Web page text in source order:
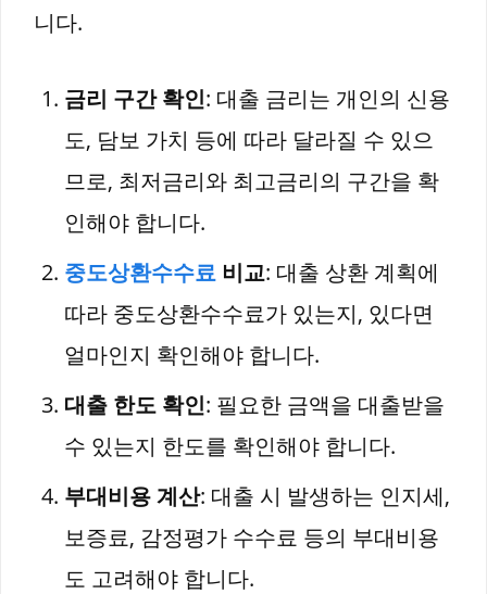
니다.
금리 구간 확인: 대출 금리는 개인의 신용
도, 담보 가치 등에 따라 달라질 수 있으
므로, 최저금리와 최고금리의 구간을 확
인해야 합니다.
중도상환수수료 비교: 대출 상환 계획에
따라 중도상환수수료가 있는지, 있다면
얼마인지 확인해야 합니다.
대출 한도 확인: 필요한 금액을 대출받을
수 있는지 한도를 확인해야 합니다.
부대비용 계산: 대출 시 발생하는 인지세,
보증료, 감정평가 수수료 등의 부대비용
도 고려해야 합니다.